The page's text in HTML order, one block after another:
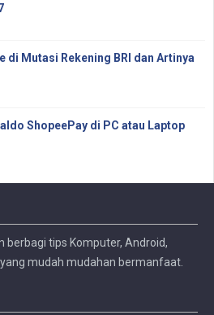
di Mutasi Rekening BRI dan Artinya
ShopeePay di PC atau Laptop
berbagi tips Komputer, Android,
mudah mudahan bermanfaat.